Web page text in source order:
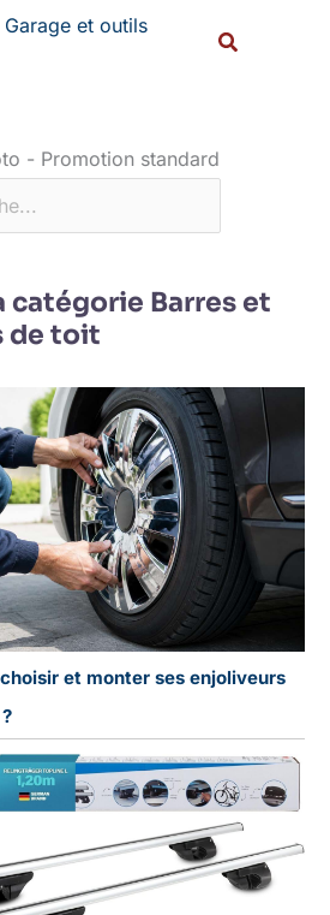
Garage et outils
catégorie Barres et
de toit
et monter ses enjoliveurs